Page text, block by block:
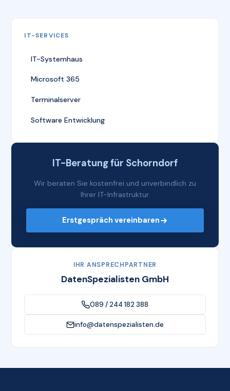
IT-SERVICES
IT-Systemhaus
Microsoft 365
Terminalserver
Software Entwicklung
IT-Beratung für Schorndorf
Wir beraten Sie kostenfrei und unverbindlich zu
Ihrer IT-Infrastruktur.
Erstgespräch vereinbaren
IHR ANSPRECHPARTNER
DatenSpezialisten GmbH
089 / 244 182 388
info@datenspezialisten.de